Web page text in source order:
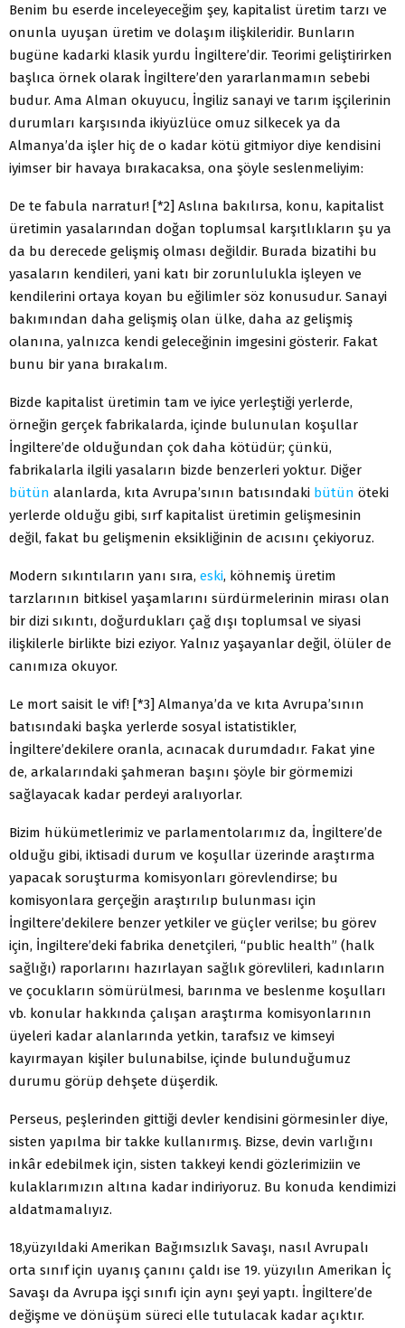
Benim bu eserde inceleyeceğim şey, kapitalist üretim tarzı ve
onunla uyuşan üretim ve dolaşım ilişkileridir. Bunların
bugüne kadarki klasik yurdu İngiltere’dir. Teorimi geliştirirken
başlıca örnek olarak İngiltere’den yararlanmamın sebebi
budur. Ama Alman okuyucu, İngiliz sanayi ve tarım işçilerinin
durumları karşısında ikiyüzlüce omuz silkecek ya da
Almanya’da işler hiç de o kadar kötü gitmiyor diye kendisini
iyimser bir havaya bırakacaksa, ona şöyle seslenmeliyim:
De te fabula narratur! [*2] Aslına bakılırsa, konu, kapitalist
üretimin yasalarından doğan toplumsal karşıtlıkların şu ya
da bu derecede gelişmiş olması değildir. Burada bizatihi bu
yasaların kendileri, yani katı bir zorunlulukla işleyen ve
kendilerini ortaya koyan bu eğilimler söz konusudur. Sanayi
bakımından daha gelişmiş olan ülke, daha az gelişmiş
olanına, yalnızca kendi geleceğinin imgesini gösterir. Fakat
bunu bir yana bırakalım.
Bizde kapitalist üretimin tam ve iyice yerleştiği yerlerde,
örneğin gerçek fabrikalarda, içinde bulunulan koşullar
İngiltere’de olduğundan çok daha kötüdür; çünkü,
fabrikalarla ilgili yasaların bizde benzerleri yoktur. Diğer
bütün alanlarda, kıta Avrupa’sının batısındaki bütün öteki
yerlerde olduğu gibi, sırf kapitalist üretimin gelişmesinin
değil, fakat bu gelişmenin eksikliğinin de acısını çekiyoruz.
Modern sıkıntıların yanı sıra, eski, köhnemiş üretim
tarzlarının bitkisel yaşamlarını sürdürmelerinin mirası olan
bir dizi sıkıntı, doğurdukları çağ dışı toplumsal ve siyasi
ilişkilerle birlikte bizi eziyor. Yalnız yaşayanlar değil, ölüler de
canımıza okuyor.
Le mort saisit le vif! [*3] Almanya’da ve kıta Avrupa’sının
batısındaki başka yerlerde sosyal istatistikler,
İngiltere’dekilere oranla, acınacak durumdadır. Fakat yine
de, arkalarındaki şahmeran başını şöyle bir görmemizi
sağlayacak kadar perdeyi aralıyorlar.
Bizim hükümetlerimiz ve parlamentolarımız da, İngiltere’de
olduğu gibi, iktisadi durum ve koşullar üzerinde araştırma
yapacak soruşturma komisyonları görevlendirse; bu
komisyonlara gerçeğin araştırılıp bulunması için
İngiltere’dekilere benzer yetkiler ve güçler verilse; bu görev
için, İngiltere’deki fabrika denetçileri, “public health” (halk
sağlığı) raporlarını hazırlayan sağlık görevlileri, kadınların
ve çocukların sömürülmesi, barınma ve beslenme koşulları
vb. konular hakkında çalışan araştırma komisyonlarının
üyeleri kadar alanlarında yetkin, tarafsız ve kimseyi
kayırmayan kişiler bulunabilse, içinde bulunduğumuz
durumu görüp dehşete düşerdik.
Perseus, peşlerinden gittiği devler kendisini görmesinler diye,
sisten yapılma bir takke kullanırmış. Bizse, devin varlığını
inkâr edebilmek için, sisten takkeyi kendi gözlerimiziin ve
kulaklarımızın altına kadar indiriyoruz. Bu konuda kendimizi
aldatmamalıyız.
18,yüzyıldaki Amerikan Bağımsızlık Savaşı, nasıl Avrupalı
orta sınıf için uyanış çanını çaldı ise 19. yüzyılın Amerikan İç
Savaşı da Avrupa işçi sınıfı için aynı şeyi yaptı. İngiltere’de
değişme ve dönüşüm süreci elle tutulacak kadar açıktır.